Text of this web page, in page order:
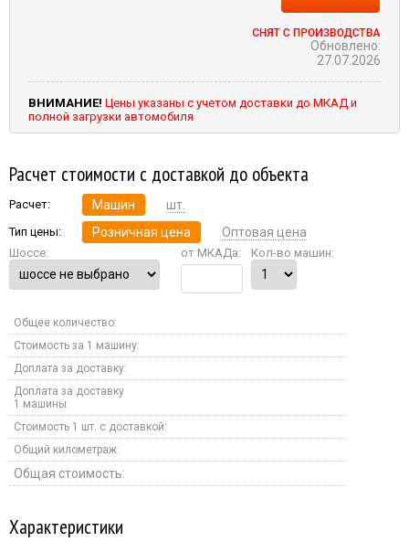
Обновлено:
27.07.2026
ВНИМАНИЕ! Цены указаны с учетом доставки до МКАД и
полной загрузки автомобиля
Расчет стоимости с доставкой до объекта
Расчет: Машин шт.
Тип цены: Розничная цена Оптовая цена
Шоссе: от МКАДа: Кол-во машин:
Общее количество:
Стоимость за 1 машину:
Доплата за доставку:
Доплата за доставку
1 машины:
Стоимость 1 шт. с доставкой:
Общий километраж:
Общая стоимость:
Характеристики